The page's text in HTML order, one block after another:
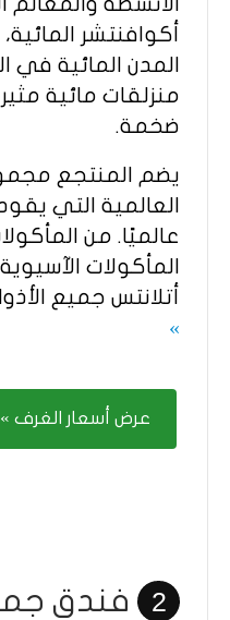
أكوافنتشر
المدن المائية في
منزلقات مائية
ضخمة.
يضم المنتجع
العالمية التي
عالميًا. من
المأكولات
أتلانتس جميع
»
عرض أسعار الغرف »
2 فندق